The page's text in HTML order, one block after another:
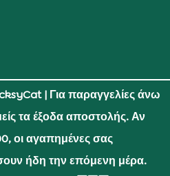
| Για παραγγελίες άνω
τα έξοδα αποστολής. Αν
οι αγαπημένες σας
ήδη την επόμενη μέρα.